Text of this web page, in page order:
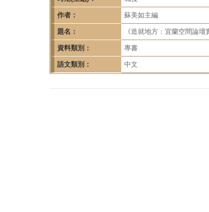
頁
作者： 蘇美如主編
題名： 《造就地方：宜蘭空間論
資料類別： 專書
語文類別： 中文